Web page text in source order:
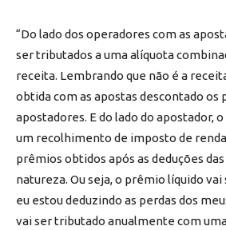
“Do lado dos operadores com as
ser tributados a uma alíquota
receita. Lembrando que não é a
obtida com as apostas descontado os
apostadores. E do lado do apostador,
um recolhimento de imposto de renda
prêmios obtidos após as deduções
natureza. Ou seja, o prêmio líquido vai
eu estou deduzindo as perdas dos
vai ser tributado anualmente com